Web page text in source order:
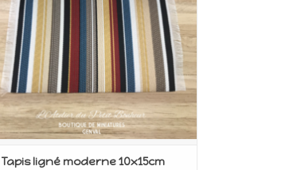
Tapis ligné moderne 10x15cm